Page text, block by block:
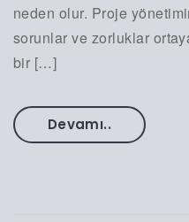
neden olur. Proje
sorunlar ve zorluklar
bir […]
Devamı..